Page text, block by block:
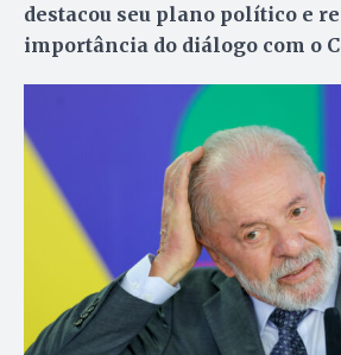
destacou seu plano político e
importância do diálogo com o